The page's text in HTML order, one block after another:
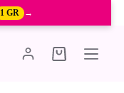
1 GR →
Koszyk